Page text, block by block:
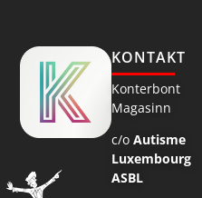
KONTAKT
Konterbont
Magasinn
c/oAutisme
Luxembourg
ASBL